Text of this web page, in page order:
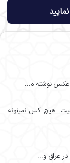
عکس نوشته ه...
هیچ کس نمیتونه
در عراق و...